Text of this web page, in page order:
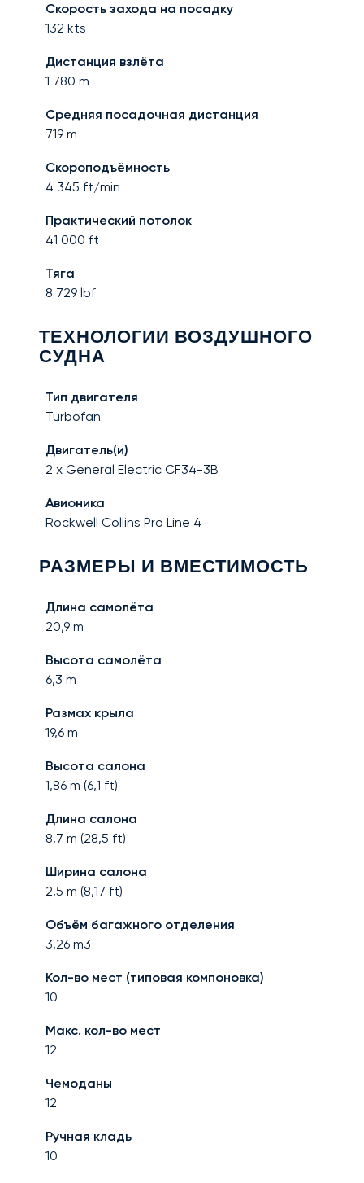
Скорость захода на посадку
132 kts
Дистанция взлёта
1 780 m
Средняя посадочная дистанция
719 m
Скороподъёмность
4 345 ft/min
Практический потолок
41 000 ft
Тяга
8 729 lbf
ТЕХНОЛОГИИ ВОЗДУШНОГО
СУДНА
Тип двигателя
Turbofan
Двигатель(и)
2 x General Electric CF34-3B
Авионика
Rockwell Collins Pro Line 4
РАЗМЕРЫ И ВМЕСТИМОСТЬ
Длина самолёта
20,9 m
Высота самолёта
6,3 m
Размах крыла
19,6 m
Высота салона
1,86 m (6,1 ft)
Длина салона
8,7 m (28,5 ft)
Ширина салона
2,5 m (8,17 ft)
Объём багажного отделения
3,26 m3
Кол-во мест (типовая компоновка)
10
Макс. кол-во мест
12
Чемоданы
12
Ручная кладь
10